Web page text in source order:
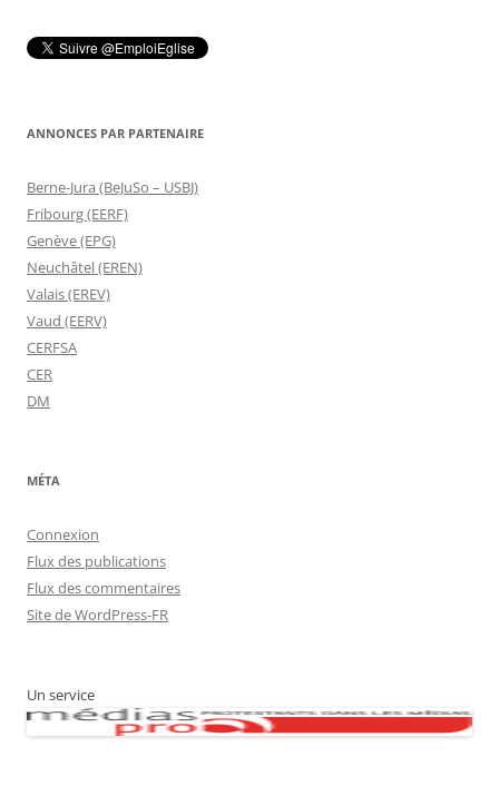
ANNONCES PAR PARTENAIRE
Berne-Jura (BeJuSo – USBJ)
Fribourg (EERF)
Genève (EPG)
Neuchâtel (EREN)
Valais (EREV)
Vaud (EERV)
CERFSA
CER
DM
MÉTA
Connexion
Flux des publications
Flux des commentaires
Site de WordPress-FR
Un service